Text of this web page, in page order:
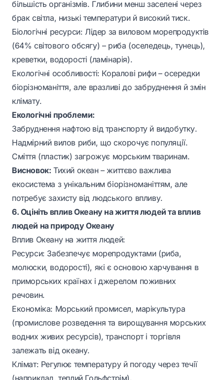
більшість організмів. Глибини менш заселені через
брак світла, низькі температури й високий тиск.
Біологічні ресурси: Лідер за виловом морепродуктів
(64% світового обсягу) – риба (оселедець, тунець),
креветки, водорості (ламінарія).
Екологічні особливості: Коралові рифи – осередки
біорізноманіття, але вразливі до забруднення й змін
клімату.
Екологічні проблеми:
Забруднення нафтою від транспорту й видобутку.
Надмірний вилов риби, що скорочує популяції.
Сміття (пластик) загрожує морським тваринам.
Висновок: Тихий океан – життєво важлива
екосистема з унікальним біорізноманіттям, але
потребує захисту від людського впливу.
6. Оцініть вплив Океану на життя людей та вплив
людей на природу Океану
Вплив Океану на життя людей:
Ресурси: Забезпечує морепродуктами (риба,
молюски, водорості), які є основою харчування в
приморських країнах і джерелом поживних
речовин.
Економіка: Морський промисел, марікультура
(промислове розведення та вирощування морських
водних живих ресурсів), транспорт і торгівля
залежать від океану.
Клімат: Регулює температуру й погоду через течії
(наприклад, теплий Гольфстрім).